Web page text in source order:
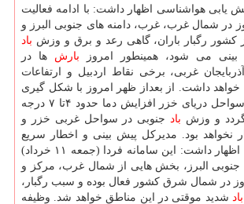
یابی هواشناسی اظهار داشت: با ادامه فعالیت
در شمال غرب، غرب، دامنه های جنوبی البرز و
رگبار باران، گاهی رعد و برق و وزش باد
می شود، همینطور امروز بارش ها در
غربی، برخی نقاط اردبیل و ارتفاعات
داشت. از بعداز ظهر امروز با شكل گیری
جریانات جنوبی در سواحل دریای خزر افزایش دما حدود ۴تا ۷ درجه
و وزش باد جنوبی در سواحل غربی خزر و
نخواهد بود. مدیركل پیش بینی و اخطار سریع
سازمان هواشناسی اظهار داشت: این سامانه فردا (جمعه ۱۱ خرداد)
جنوبی البرز، بخش هایی از شمال غرب، مركز و
در شمال شرق كشور فعال بوده و سبب رگبار،
باد شدید موقتی در این مناطق خواهد شد. وظیفه